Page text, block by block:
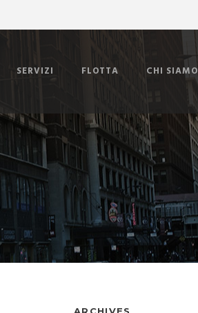
SERVIZI FLOTTA CHI SIAMO